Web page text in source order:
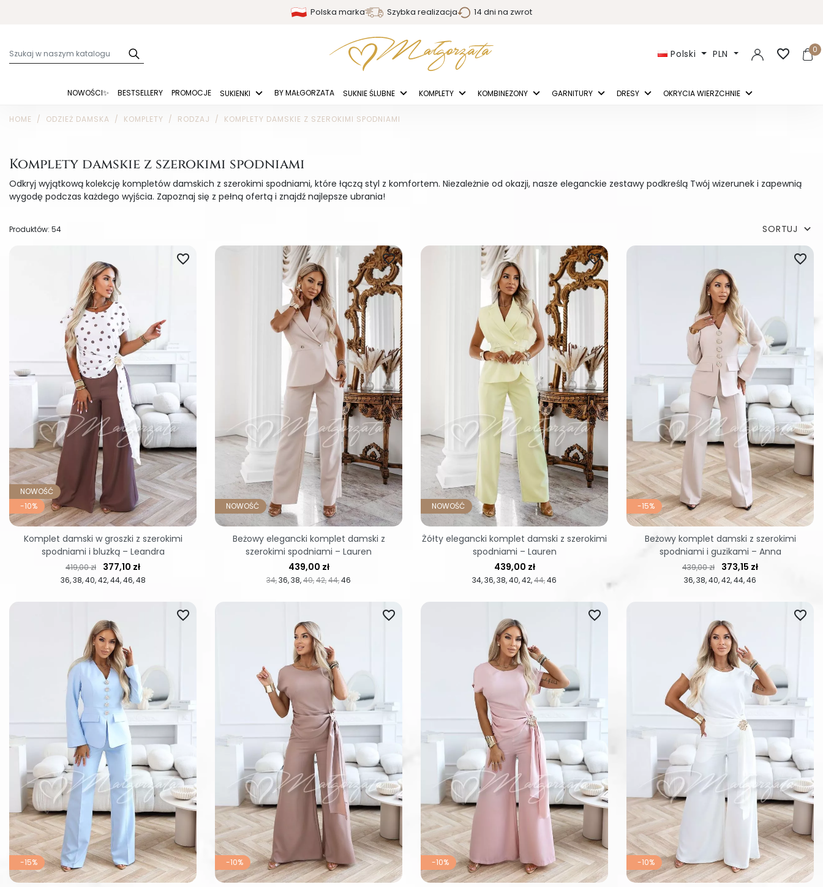
Polska marka Szybka realizacja 14 dni na zwrot
Polski PLN 0
favorite_border
NOWOŚCI✨ BESTSELLERY PROMOCJE SUKIENKI BY MAŁGORZATA SUKNIE ŚLUBNE KOMPLETY KOMBINEZONY GARNITURY DRESY OKRYCIA WIERZCHNIE
HOME ODZIEŻ DAMSKA KOMPLETY RODZAJ KOMPLETY DAMSKIE Z SZEROKIMI SPODNIAMI
Komplety damskie z szerokimi spodniami
Odkryj wyjątkową kolekcję kompletów damskich z szerokimi spodniami, które łączą styl z komfortem. Niezależnie od okazji, nasze eleganckie zestawy podkreślą Twój wizerunek i zapewnią
wygodę podczas każdego wyjścia. Zapoznaj się z pełną ofertą i znajdź najlepsze ubrania!
Produktów: 54 SORTUJ 
NOWOŚĆ
-10%
36 38 40 42 44 46 48
favorite_border
Cena regularna
419,00 zł Cena
377,10 zł
Komplet damski w groszki z szerokimi
spodniami i bluzką – Leandra
NOWOŚĆ
34 36 38 40 42 44 46
favorite_border
Cena
439,00 zł
Beżowy elegancki komplet damski z
szerokimi spodniami – Lauren
NOWOŚĆ
34 36 38 40 42 44 46
favorite_border
Cena
439,00 zł
Żółty elegancki komplet damski z szerokimi
spodniami – Lauren
-15%
36 38 40 42 44 46
favorite_border
Cena regularna
439,00 zł Cena
373,15 zł
Beżowy komplet damski z szerokimi
spodniami i guzikami – Anna
-15%
favorite_border
-10%
favorite_border
-10%
favorite_border
-10%
favorite_border